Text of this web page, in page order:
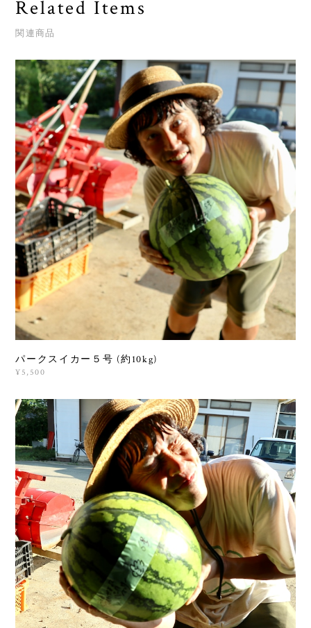
Related Items
関連商品
パークスイカー５号 (約10kg)
¥5,500